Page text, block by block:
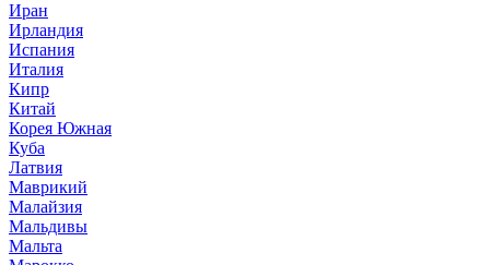
Иран
Ирландия
Испания
Италия
Кипр
Китай
Корея Южная
Куба
Латвия
Маврикий
Малайзия
Мальдивы
Мальта